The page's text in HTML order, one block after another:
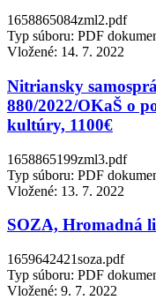
1658865084zml2.pdf
Typ súboru: PDF
Vložené: 14. 7. 2022
Nitriansky
880/2022/OKaŠ o
kultúry, 1100€
1658865199zml3.pdf
Typ súboru: PDF
Vložené: 13. 7. 2022
SOZA, Hromadná
1659642421soza.pdf
Typ súboru: PDF
Vložené: 9. 7. 2022